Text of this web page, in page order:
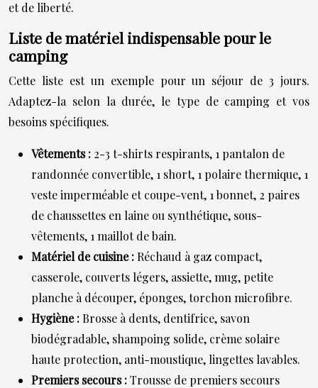
et de liberté.
Liste de matériel indispensable pour le
camping
Cette liste est un exemple pour un séjour de 3 jours.
Adaptez-la selon la durée, le type de camping et vos
besoins spécifiques.
Vêtements : 2-3 t-shirts respirants, 1 pantalon de
randonnée convertible, 1 short, 1 polaire thermique, 1
veste imperméable et coupe-vent, 1 bonnet, 2 paires
de chaussettes en laine ou synthétique, sous-
vêtements, 1 maillot de bain.
Matériel de cuisine : Réchaud à gaz compact,
casserole, couverts légers, assiette, mug, petite
planche à découper, éponges, torchon microfibre.
Hygiène : Brosse à dents, dentifrice, savon
biodégradable, shampoing solide, crème solaire
haute protection, anti-moustique, lingettes lavables.
Premiers secours :Trousse de premiers secours